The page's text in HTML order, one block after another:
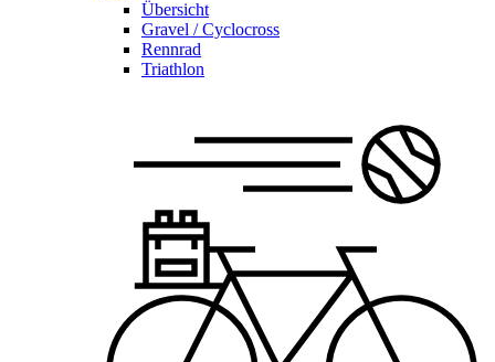
Übersicht
Gravel / Cyclocross
Rennrad
Triathlon